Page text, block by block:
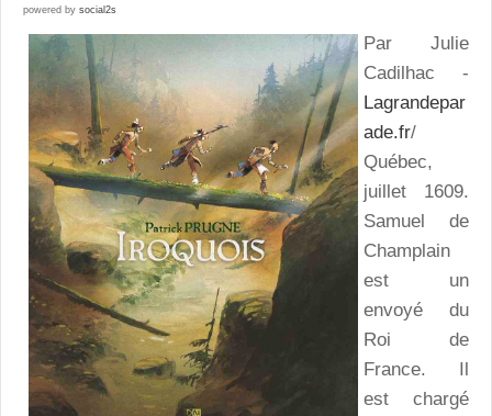
powered by social2s
Par Julie
Cadilhac -
Lagrandepar
ade.fr/
Québec,
juillet 1609.
Samuel de
Champlain
est un
envoyé du
Roi de
France. Il
est chargé